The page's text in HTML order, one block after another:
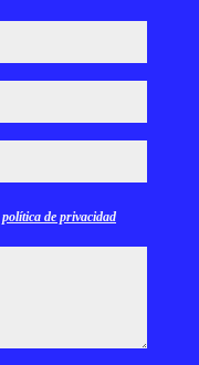
política de privacidad